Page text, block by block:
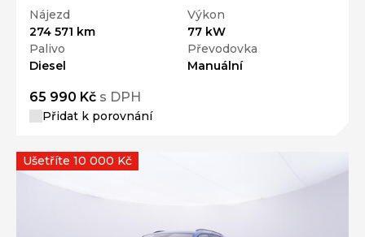
Nájezd
274 571 km
Výkon
77 kW
Palivo
Diesel
Převodovka
Manuální
65 990 Kč s DPH
Přidat k porovnání
Ušetříte 10 000 Kč